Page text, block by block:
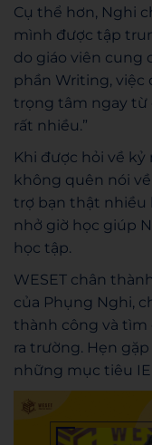
Cụ thể hơn, Nghi
mình được tập
do giáo viên cung
phần Writing,
trọng tâm ngay
rất nhiều.”
Khi được hỏi về
không quên nói
trợ bạn thật nhiều
nhở giờ học giúp
học tập.
WESET chân
của Phụng Nghi,
thành công và tìm
ra trường. Hẹn
những mục tiêu